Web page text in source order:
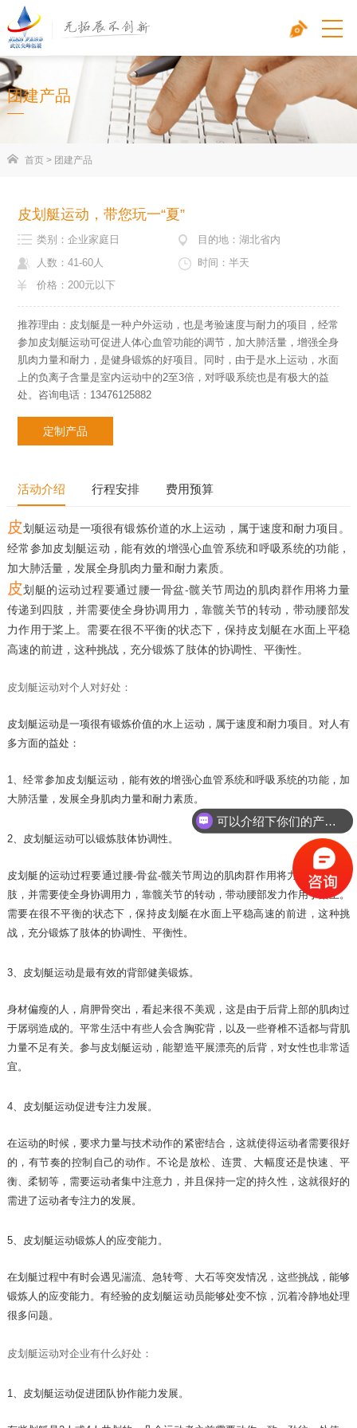
团建产品
首页> 团建产品
皮划艇运动，带您玩一“夏”
类别：企业家庭日
目的地：湖北省内
人数：41-60人
时间：半天
价格：200元以下
推荐理由：皮划艇是一种户外运动，也是考验速度与耐力的项目，经常
参加皮划艇运动可促进人体心血管功能的调节，加大肺活量，增强全身
肌肉力量和耐力，是健身锻炼的好项目。同时，由于是水上运动，水面
上的负离子含量是室内运动中的2至3倍，对呼吸系统也是有极大的益
处。咨询电话：13476125882
定制产品
活动介绍 行程安排 费用预算
皮划艇运动是一项很有锻炼价道的水上运动，属于速度和耐力项目。
经常参加皮划艇运动，能有效的增强心血管系统和呼吸系统的功能，
加大肺活量，发展全身肌肉力量和耐力素质。
皮划艇的运动过程要通过腰一骨盆-髋关节周边的肌肉群作用将力量
传递到四肢，并需要使全身协调用力，靠髋关节的转动，带动腰部发
力作用于桨上。需要在很不平衡的状态下，保持皮划艇在水面上平稳
高速的前进，这种挑战，充分锻炼了肢体的协调性、平衡性。
皮划艇运动对个人对好处：
皮划艇运动是一项很有锻炼价值的水上运动，属于速度和耐力项目。对人有
多方面的益处：
1、经常参加皮划艇运动，能有效的增强心血管系统和呼吸系统的功能， 加
大肺活量，发展全身肌肉力量和耐力素质。
2、皮划艇运动可以锻炼肢体协调性。
皮划艇的运动过程要通过腰-骨盆-髋关节周边的肌肉群作用将力量传递到四
肢，并需要使全身协调用力，靠髋关节的转动，带动腰部发力作用于桨上。
需要在很不平衡的状态下，保持皮划艇在水面上平稳高速的前进，这种挑
战，充分锻炼了肢体的协调性、平衡性。
3、皮划艇运动是最有效的背部健美锻炼。
身材偏瘦的人，肩胛骨突出，看起来很不美观，这是由于后背上部的肌肉过
于孱弱造成的。平常生活中有些人会含胸驼背，以及一些脊椎不适都与背肌
力量不足有关。参与皮划艇运动，能塑造平展漂亮的后背，对女性也非常适
宜。
4、皮划艇运动促进专注力发展。
在运动的时候，要求力量与技术动作的紧密结合，这就使得运动者需要很好
的，有节奏的控制自己的动作。不论是放松、连贯、大幅度还是快速、平
衡、柔韧等，需要运动者集中注意力，并且保持一定的持久性，这就很好的
需进了运动者专注力的发展。
5、皮划艇运动锻炼人的应变能力。
在划艇过程中有时会遇见湍流、急转弯、大石等突发情况，这些挑战，能够
锻炼人的应变能力。有经验的皮划艇运动员能够处变不惊，沉着冷静地处理
很多问题。
皮划艇运动对企业有什么好处：
1、皮划艇运动促进团队协作能力发展。
可以介绍下你们的产品么？